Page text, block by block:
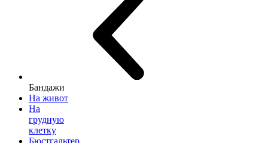
Бандажи
На живот
На
грудную
клетку